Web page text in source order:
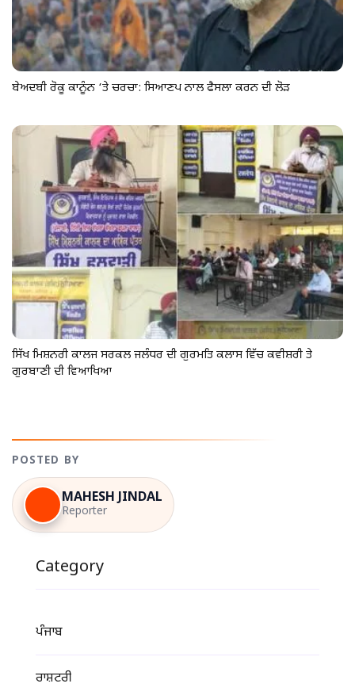
ਬੇਅਦਬੀ ਰੋਕੂ ਕਾਨੂੰਨ ‘ਤੇ ਚਰਚਾ: ਸਿਆਣਪ ਨਾਲ ਫੈਸਲਾ ਕਰਨ ਦੀ ਲੋੜ
ਸਿੱਖ ਮਿਸ਼ਨਰੀ ਕਾਲਜ ਸਰਕਲ ਜਲੰਧਰ ਦੀ ਗੁਰਮਤਿ ਕਲਾਸ ਵਿੱਚ ਕਵੀਸ਼ਰੀ ਤੇ
ਗੁਰਬਾਣੀ ਦੀ ਵਿਆਖਿਆ
POSTED BY
MAHESH JINDAL
Reporter
Category
ਪੰਜਾਬ
ਰਾਸ਼ਟਰੀ